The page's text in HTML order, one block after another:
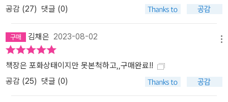
부각시킨다. 소설은 희원과 그녀를 공통의 기억으로 가깝게 묶어주는
의 바탕으로 환기함으로써 글을 쓰는 일의 의미를 진지하게 탐구해나
간다. 「몫」 역시 관계와 사회, 글쓰기라는 이번 소설집의 핵심 키워드
가 집약돼 있는 작품으로, 교지 편집부 활동을 함께하며 가까워진 세
낸다. 1996년 가을, 도서관 앞에 쌓인 교지를 우연히 집어들었다가
공감 (27) 댓글 (0)
김채은 2023-08-02
책장은 포화상태이지만 못본척하고,,구매완료!!
공감 (25) 댓글 (0)